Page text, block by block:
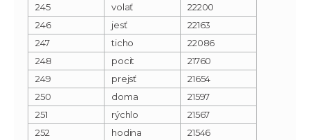
245
volať
22200
246
jesť
22163
247
ticho
22086
248
pocit
21760
249
prejsť
21654
250
doma
21597
251
rýchlo
21567
252
hodina
21546